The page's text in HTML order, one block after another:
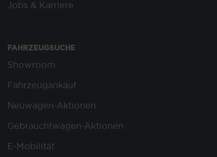
Jobs & Karriere
FAHRZEUGSUCHE
Showroom
Fahrzeugankauf
Neuwagen-Aktionen
Gebrauchtwagen-Aktionen
E-Mobilität